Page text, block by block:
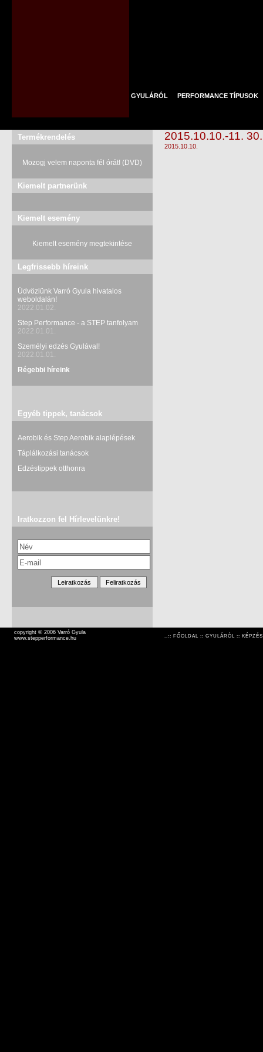
GYULÁRÓL PERFORMANCE TÍPUSOK
Termékrendelés
Mozogj velem naponta fél órát! (DVD)
Kiemelt partnerünk
Kiemelt esemény
Kiemelt esemény megtekintése
Legfrissebb híreink
Üdvözlünk Varró Gyula hivatalos
weboldalán!
2022.01.02.
Step Performance - a STEP tanfolyam
2022.01.01.
Személyi edzés Gyulával!
2022.01.01.
Régebbi híreink
Egyéb tippek, tanácsok
Aerobik és Step Aerobik alaplépések
Táplálkozási tanácsok
Edzéstippek otthonra
Iratkozzon fel Hírlevelünkre!
2015.10.10.-11.
2015.10.10.
copyright © 2006 Varró Gyula
www.stepperformance.hu
..:: FŐOLDAL :: GYULÁRÓL ::